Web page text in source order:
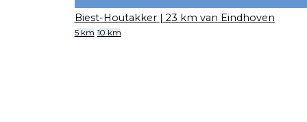
Biest-Houtakker | 23 km van Eindhoven
5 km 10 km